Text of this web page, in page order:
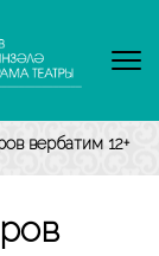
вербатим 12+